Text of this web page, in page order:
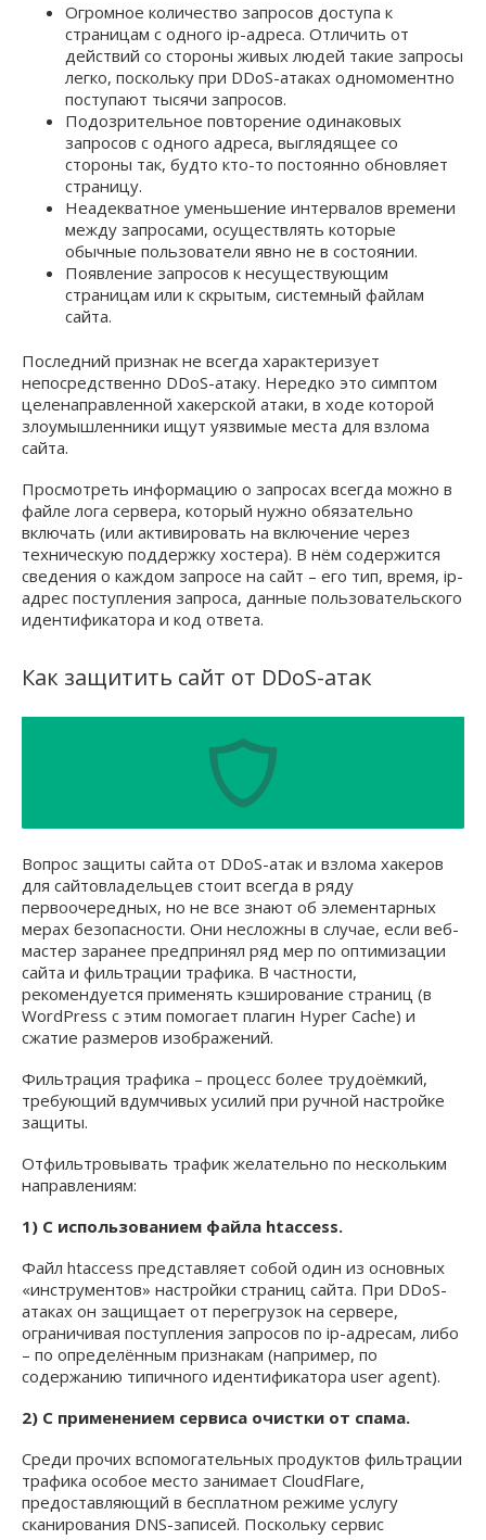
Огромное количество запросов доступа к
страницам с одного ip-адреса. Отличить от
действий со стороны живых людей такие запросы
легко, поскольку при DDoS-атаках одномоментно
поступают тысячи запросов.
Подозрительное повторение одинаковых
запросов с одного адреса, выглядящее со
стороны так, будто кто-то постоянно обновляет
страницу.
Неадекватное уменьшение интервалов времени
между запросами, осуществлять которые
обычные пользователи явно не в состоянии.
Появление запросов к несуществующим
страницам или к скрытым, системный файлам
сайта.
Последний признак не всегда характеризует
непосредственно DDoS-атаку. Нередко это симптом
целенаправленной хакерской атаки, в ходе которой
злоумышленники ищут уязвимые места для взлома
сайта.
Просмотреть информацию о запросах всегда можно в
файле лога сервера, который нужно обязательно
включать (или активировать на включение через
техническую поддержку хостера). В нём содержится
сведения о каждом запросе на сайт – его тип, время, ip-
адрес поступления запроса, данные пользовательского
идентификатора и код ответа.
Как защитить сайт от DDoS-атак
Вопрос защиты сайта от DDoS-атак и взлома хакеров
для сайтовладельцев стоит всегда в ряду
первоочередных, но не все знают об элементарных
мерах безопасности. Они несложны в случае, если веб-
мастер заранее предпринял ряд мер по оптимизации
сайта и фильтрации трафика. В частности,
рекомендуется применять кэширование страниц (в
WordPress с этим помогает плагин Hyper Cache) и
сжатие размеров изображений.
Фильтрация трафика – процесс более трудоёмкий,
требующий вдумчивых усилий при ручной настройке
защиты.
Отфильтровывать трафик желательно по нескольким
направлениям:
1) С использованием файла htaccess.
Файл htaccess представляет собой один из основных
«инструментов» настройки страниц сайта. При DDoS-
атаках он защищает от перегрузок на сервере,
ограничивая поступления запросов по ip-адресам, либо
– по определённым признакам (например, по
содержанию типичного идентификатора user agent).
2) С применением сервиса очистки от спама.
Среди прочих вспомогательных продуктов фильтрации
трафика особое место занимает CloudFlare,
предоставляющий в бесплатном режиме услугу
сканирования DNS-записей. Поскольку сервис